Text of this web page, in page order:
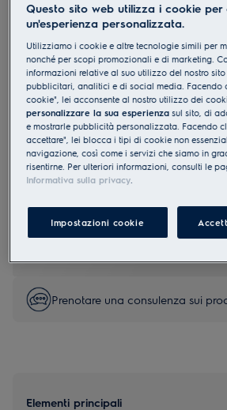
IK2581BNL
Combinazione
congelatore
fissa NoFrost 176.9 cm B
0 (0)
PVR incl.
Prenotare una consulenza sui
Elementi principali
Questo sito web utilizza i cookie per
un'esperienza personalizzata.
Utilizziamo i cookie e altre tecnologie simili per
nonché per scopi promozionali e di marketing.
informazioni relative al suo utilizzo del nostro
pubblicitari, analitici e di social media. Facendo
cookie", lei acconsente al nostro utilizzo dei
personalizzare la sua esperienza sul sito, di
e mostrarle pubblicità personalizzata. Facendo
accettare", lei blocca i tipi di cookie non
navigazione, così come i servizi che siamo in
risentirne. Per ulteriori informazioni, consulti le
Informativa sulla privacy.
Impostazioni cookie